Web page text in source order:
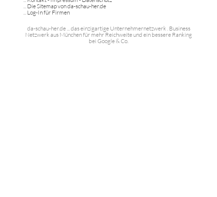
Die Sitemap von da-schau-her.de
Log-In für Firmen
da-schau-her.de ... das einzigartige Unternehmernetzwerk . Business
Netzwerk aus München für mehr Reichweite und ein bessere Ranking
bei Google & Co.